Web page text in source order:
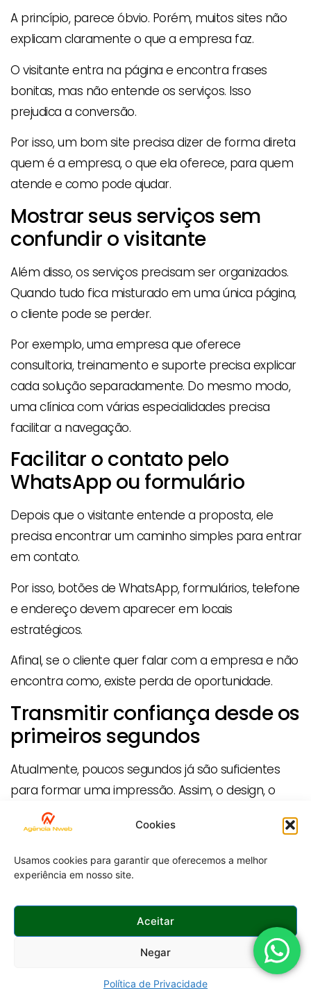
Cookies
Usamos cookies para garantir que oferecemos a melhor
experiência em nosso site.
Aceitar
Negar
Política de Privacidade
A princípio, parece óbvio. Porém, muitos sites não
explicam claramente o que a empresa faz.
O visitante entra na página e encontra frases
bonitas, mas não entende os serviços. Isso
prejudica a conversão.
Por isso, um bom site precisa dizer de forma direta
quem é a empresa, o que ela oferece, para quem
atende e como pode ajudar.
Mostrar seus serviços sem
confundir o visitante
Além disso, os serviços precisam ser organizados.
Quando tudo fica misturado em uma única página,
o cliente pode se perder.
Por exemplo, uma empresa que oferece
consultoria, treinamento e suporte precisa explicar
cada solução separadamente. Do mesmo modo,
uma clínica com várias especialidades precisa
facilitar a navegação.
Facilitar o contato pelo
WhatsApp ou formulário
Depois que o visitante entende a proposta, ele
precisa encontrar um caminho simples para entrar
em contato.
Por isso, botões de WhatsApp, formulários, telefone
e endereço devem aparecer em locais
estratégicos.
Afinal, se o cliente quer falar com a empresa e não
encontra como, existe perda de oportunidade.
Transmitir confiança desde os
primeiros segundos
Atualmente, poucos segundos já são suficientes
para formar uma impressão. Assim, o design, o
texto, a velocidade e a organização influenciam
diretamente a confiança.
Um site profissional precisa parecer seguro, atual e
coerente com a qualidade da empresa.
Ajudar sua empresa a
aparecer melhor nas buscas
Além disso, o site precisa ajudar sua empresa a